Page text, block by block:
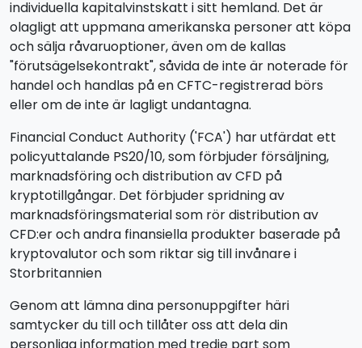
individuella kapitalvinstskatt i sitt hemland. Det är
olagligt att uppmana amerikanska personer att köpa
och sälja råvaruoptioner, även om de kallas
"förutsägelsekontrakt", såvida de inte är noterade för
handel och handlas på en CFTC-registrerad börs
eller om de inte är lagligt undantagna.
Financial Conduct Authority ('FCA') har utfärdat ett
policyuttalande PS20/10, som förbjuder försäljning,
marknadsföring och distribution av CFD på
kryptotillgångar. Det förbjuder spridning av
marknadsföringsmaterial som rör distribution av
CFD:er och andra finansiella produkter baserade på
kryptovalutor och som riktar sig till invånare i
Storbritannien
Genom att lämna dina personuppgifter häri
samtycker du till och tillåter oss att dela din
personliga information med tredje part som